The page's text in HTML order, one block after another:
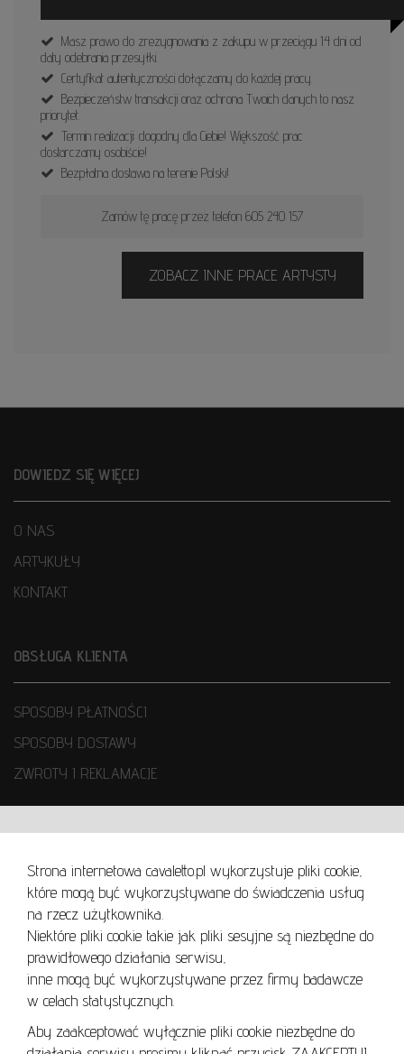
Strona internetowa cavaletto.pl wykorzystuje pliki cookie,
które mogą być wykorzystywane do świadczenia usług
na rzecz użytkownika.
Niektóre pliki cookie takie jak pliki sesyjne są niezbędne do
prawidłowego działania serwisu,
inne mogą być wykorzystywane przez firmy badawcze
w celach statystycznych.
Aby zaakceptować wyłącznie pliki cookie niezbędne do
Masz prawo do zrezygnowania z zakupu w przeciągu 14 dni od
daty odebrania przesyłki.
Certyfikat autentyczności dołączamy do każdej pracy.
Bezpieczeństw transakcji oraz ochrona Twoich danych to nasz
priorytet.
Termin realizacji: dogodny dla Ciebie! Większość prac
dostarczamy osobiście!
Bezpłatna dostawa na terenie Polski!
Zamów tę pracę przez telefon 605 240 157
ZOBACZ INNE PRACE ARTYSTY
DOWIEDZ SIĘ WIĘCEJ
O NAS
ARTYKUŁY
KONTAKT
OBSŁUGA KLIENTA
SPOSOBY PŁATNOŚCI
SPOSOBY DOSTAWY
ZWROTY I REKLAMACJE
REGULAMIN
REGULAMIN AUKCJI
POLITYKA PRYWATNOŚCI
POLITYKA COOKIES